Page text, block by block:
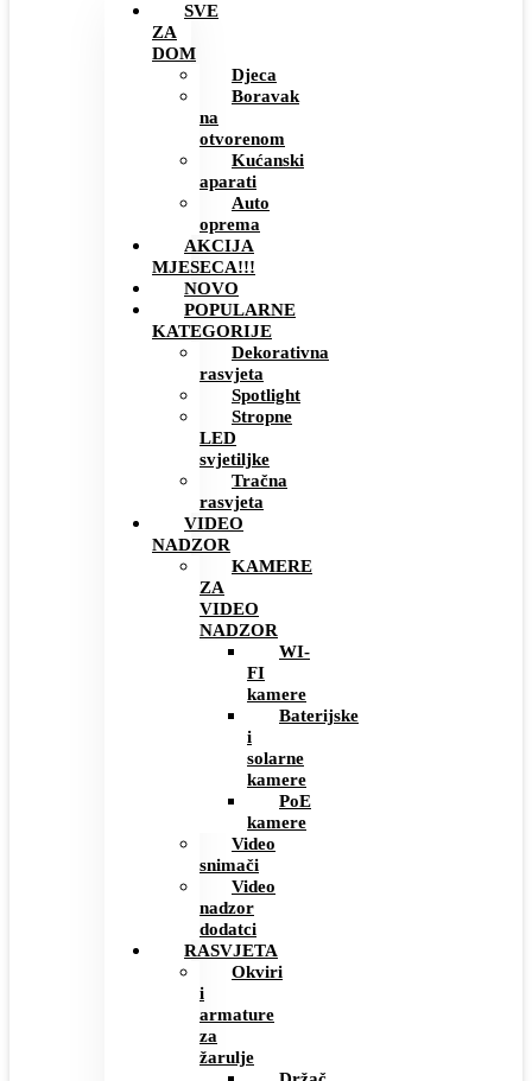
SVE
ZA
DOM
Djeca
Boravak
na
otvorenom
Kućanski
aparati
Auto
oprema
AKCIJA
MJESECA!!!
NOVO
POPULARNE
KATEGORIJE
Dekorativna
rasvjeta
Spotlight
Stropne
LED
svjetiljke
Tračna
rasvjeta
VIDEO
NADZOR
KAMERE
ZA
VIDEO
NADZOR
WI-
FI
kamere
Baterijske
i
solarne
kamere
PoE
kamere
Video
snimači
Video
nadzor
dodatci
RASVJETA
Okviri
i
armature
za
žarulje